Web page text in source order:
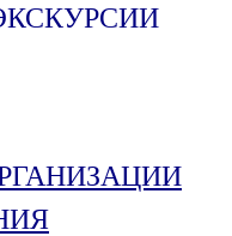
СИИ
НИЗАЦИИ